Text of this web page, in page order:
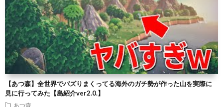
【あつ森】全世界でバズりまくってる海外のガチ勢が作った山を実際に
見に行ってみた【島紹介ver2.0.】
あつ森